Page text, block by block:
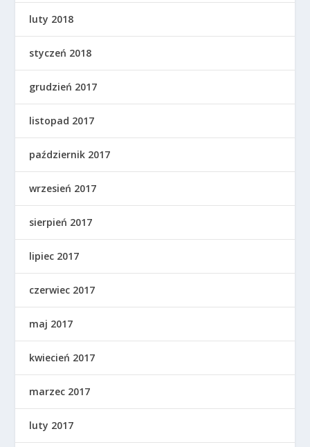
luty 2018
styczeń 2018
grudzień 2017
listopad 2017
październik 2017
wrzesień 2017
sierpień 2017
lipiec 2017
czerwiec 2017
maj 2017
kwiecień 2017
marzec 2017
luty 2017